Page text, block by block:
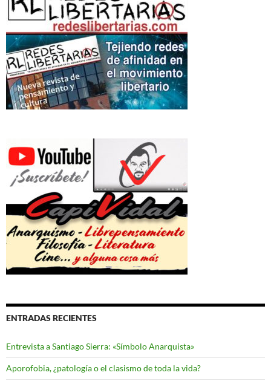
ENTRADAS RECIENTES
Entrevista a Santiago Sierra: «Símbolo Anarquista»
Aporofobia, ¿patología o el clasismo de toda la vida?